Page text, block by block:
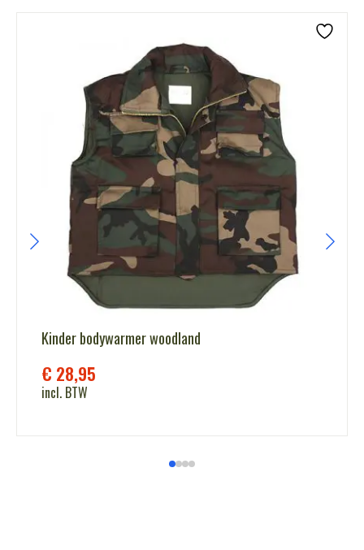
Kinder bodywarmer woodland
€ 28,95
incl. BTW